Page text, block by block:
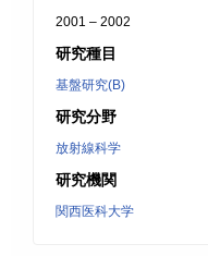
2001 – 2002
研究種目
基盤研究(B)
研究分野
放射線科学
研究機関
関西医科大学